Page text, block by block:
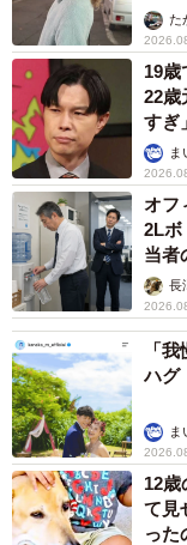
家を購入する際に地盤
続いて、「家を購
べたか」という質
（23.0%）と「あ
67.0%が何らかの
しては、以下のよう
・一生住む場所な
ころにしたいと思
・東北出身で、東
液状化などを実際
スト
た
19歳
22歳
すぎ」
ま
オフ
2Lボ
当者
説】
長
「
ハグ
ま
12
て見
った